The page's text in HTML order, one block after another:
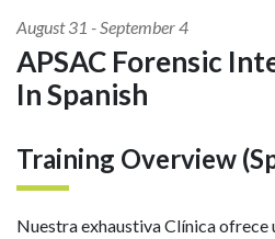
August 31 -September 4
APSAC Forensic
In Spanish
Training Overview
Nuestra exhaustiva Clínica ofrece